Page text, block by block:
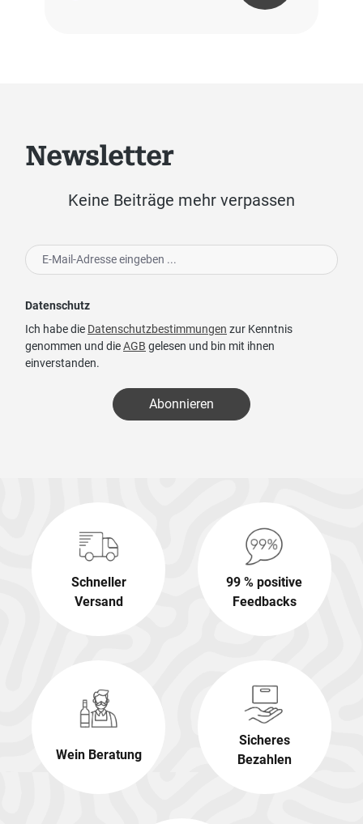
Newsletter
Keine Beiträge mehr verpassen
Datenschutz
Ich habe die Datenschutzbestimmungen zur Kenntnis
genommen und dieAGB gelesen und bin mit ihnen
einverstanden.
Abonnieren
Schneller
Versand
99 % positive
Feedbacks
Wein Beratung
Sicheres
Bezahlen